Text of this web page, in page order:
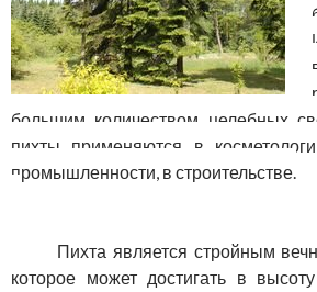
большим количеством целебных
пихты применяются в
промышленности, в строительстве.
Пихта является стройным
которое может достигать в